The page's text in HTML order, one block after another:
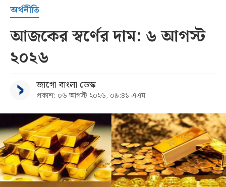
অর্থনীতি
আজকের স্বর্ণের দাম: ৬ আগস্ট
২০২৬
জাগো বাংলা ডেস্ক
প্রকাশ: ০৬ আগস্ট ২০২৬, ০৯:৪১ এএম